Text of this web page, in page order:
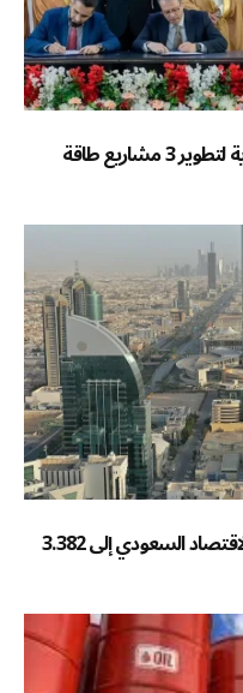
بإشراف وزارة الطاقة.. اتفاقيات سعودية لتطوير 3 مشاريع طاقة
بزيادة 6.7%.. ارتفاع السيولة النقدية بالاقتصاد السعودي إلى 3.382